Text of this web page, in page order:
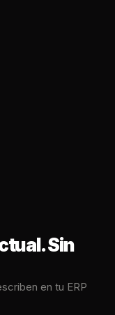
Sin
en tu ERP